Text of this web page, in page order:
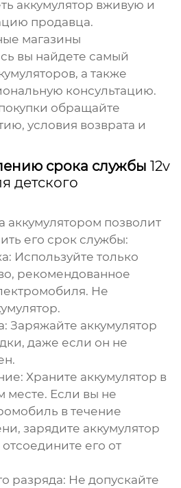
аккумулятор вживую и
продавца.
магазины
вы найдете самый
а также
консультацию.
обращайте
условия возврата и
срока службы12v
детского
аккумулятором позволит
его срок службы:
Используйте только
рекомендованное
Не
Заряжайте аккумулятор
даже если он не
Храните аккумулятор в
месте. Если вы не
в течение
зарядите аккумулятор
его от
разряда: Не допускайте